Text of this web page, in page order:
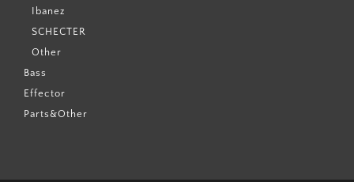
Ibanez
SCHECTER
Other
Bass
Effector
Parts&Other